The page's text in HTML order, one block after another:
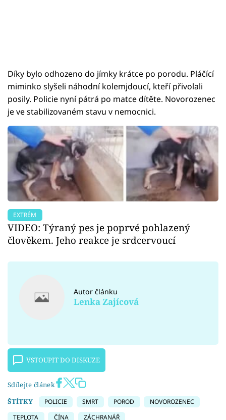
Díky bylo odhozeno do jímky krátce po porodu. Pláčící
miminko slyšeli náhodní kolemjdoucí, kteří přivolali
posily. Policie nyní pátrá po matce dítěte. Novorozenec
je ve stabilizovaném stavu v nemocnici.
EXTRÉM
VIDEO: Týraný pes je poprvé pohlazený
člověkem. Jeho reakce je srdcervoucí
Autor článku
Lenka Zajícová
VSTOUPIT DO DISKUZE
Sdílejte článek
ŠTÍTKY
POLICIE SMRT POROD
NOVOROZENEC
TEPLOTA
ČÍNA ZÁCHRANÁŘ